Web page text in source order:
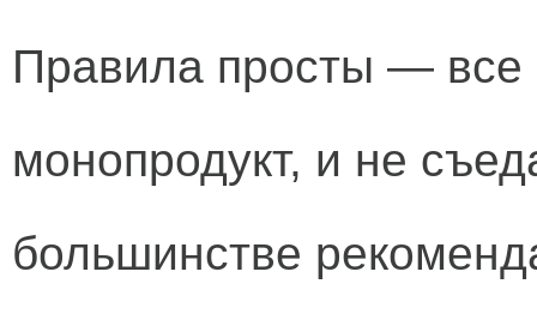
Правила просты — все
монопродукт, и не
большинстве